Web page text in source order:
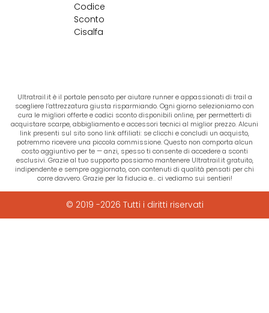
Codice
Sconto
Cisalfa
Ultratrail.it è il portale pensato per aiutare runner e appassionati di trail a
scegliere l’attrezzatura giusta risparmiando. Ogni giorno selezioniamo con
cura le migliori offerte e codici sconto disponibili online, per permetterti di
acquistare scarpe, abbigliamento e accessori tecnici al miglior prezzo. Alcuni
link presenti sul sito sono link affiliati: se clicchi e concludi un acquisto,
potremmo ricevere una piccola commissione. Questo non comporta alcun
costo aggiuntivo per te — anzi, spesso ti consente di accedere a sconti
esclusivi. Grazie al tuo supporto possiamo mantenere Ultratrail.it gratuito,
indipendente e sempre aggiornato, con contenuti di qualità pensati per chi
corre davvero. Grazie per la fiducia e… ci vediamo sui sentieri!
© 2019 -2026 Tutti i diritti riservati